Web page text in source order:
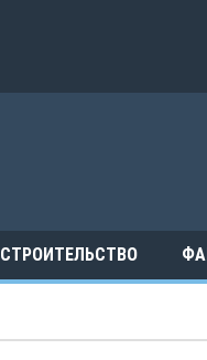
СТРОИТЕЛЬСТВО